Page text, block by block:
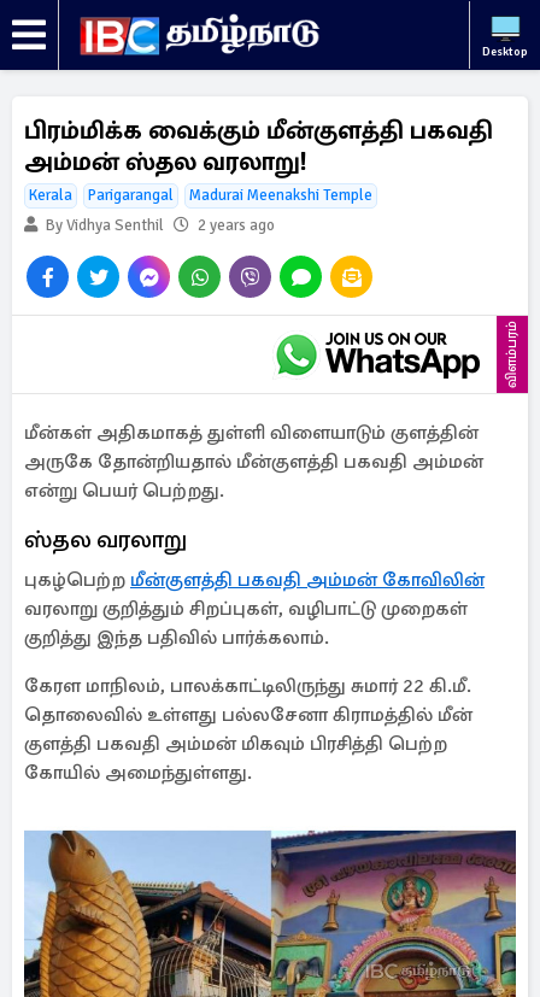
Desktop
பிரம்மிக்க வைக்கும் மீன்குளத்தி பகவதி
அம்மன் ஸ்தல வரலாறு!
Kerala Parigarangal
Madurai Meenakshi Temple
By Vidhya Senthil
2 years ago
விளம்பரம்
மீன்கள் அதிகமாகத் துள்ளி விளையாடும் குளத்தின்
அருகே தோன்றியதால் மீன்குளத்தி பகவதி அம்மன்
என்று பெயர் பெற்றது.
ஸ்தல வரலாறு
புகழ்பெற்ற மீன்குளத்தி பகவதி அம்மன் கோவிலின்
வரலாறு குறித்தும் சிறப்புகள், வழிபாட்டு முறைகள்
குறித்து இந்த பதிவில் பார்க்கலாம்.
கேரள மாநிலம், பாலக்காட்டிலிருந்து சுமார் 22 கி.மீ.
தொலைவில் உள்ளது பல்லசேனா கிராமத்தில் மீன்
குளத்தி பகவதி அம்மன் மிகவும் பிரசித்தி பெற்ற
கோயில் அமைந்துள்ளது.